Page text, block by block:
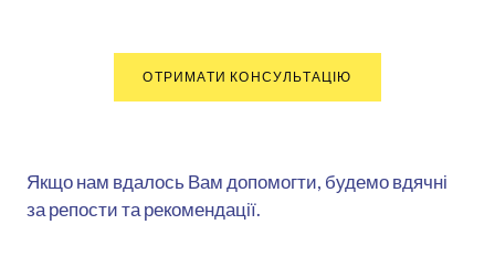
ОТРИМАТИ КОНСУЛЬТАЦІЮ
Якщо нам вдалось Вам допомогти, будемо вдячні
за репости та рекомендації.